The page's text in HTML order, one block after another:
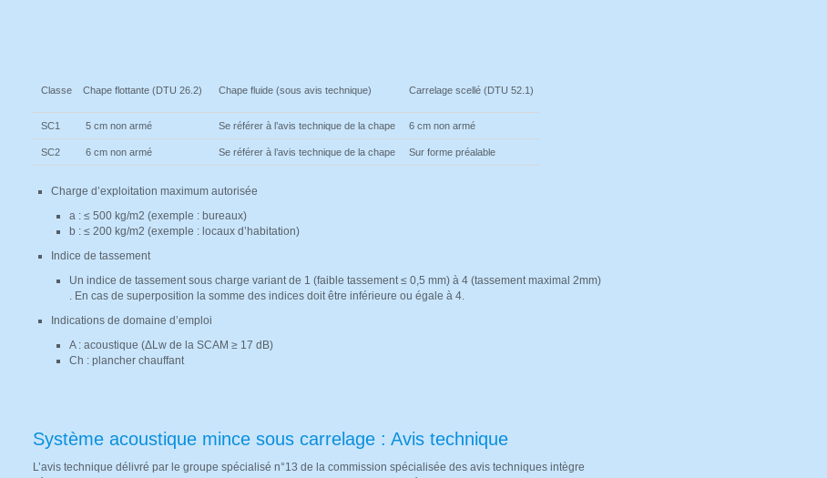
Classe Chape flottante (DTU 26.2) Chape fluide (sous avis technique) Carrelage scellé (DTU 52.1)
SC1 5 cm non armé Se référer à l’avis technique de la chape 6 cm non armé
SC2 6 cm non armé Se référer à l’avis technique de la chape Sur forme préalable
Charge d’exploitation maximum autorisée
a : ≤ 500 kg/m2 (exemple : bureaux)
b : ≤ 200 kg/m2 (exemple : locaux d’habitation)
Indice de tassement
Un indice de tassement sous charge variant de 1 (faible tassement ≤ 0,5 mm) à 4 (tassement maximal 2mm)
. En cas de superposition la somme des indices doit être inférieure ou égale à 4.
Indications de domaine d’emploi
A : acoustique (ΔLw de la SCAM ≥ 17 dB)
Ch : plancher chauffant
Système acoustique mince sous carrelage : Avis technique
L’avis technique délivré par le groupe spécialisé n°13 de la commission spécialisée des avis techniques intègre